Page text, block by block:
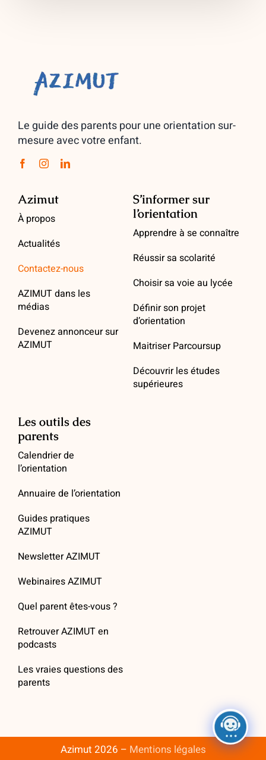
Le guide des parents pour une orientation sur-
mesure avec votre enfant.
Azimut
À propos
Actualités
Contactez-nous
AZIMUT dans les
médias
Devenez annonceur sur
AZIMUT
S’informer sur
l’orientation
Apprendre à se connaître
Réussir sa scolarité
Choisir sa voie au lycée
Définir son projet
d’orientation
Maitriser Parcoursup
Découvrir les études
supérieures
Les outils des
parents
Calendrier de
l’orientation
Annuaire de l’orientation
Guides pratiques
AZIMUT
Newsletter AZIMUT
Webinaires AZIMUT
Quel parent êtes-vous ?
Retrouver AZIMUT en
podcasts
Les vraies questions des
parents
Azimut 2026 – Mentions légales